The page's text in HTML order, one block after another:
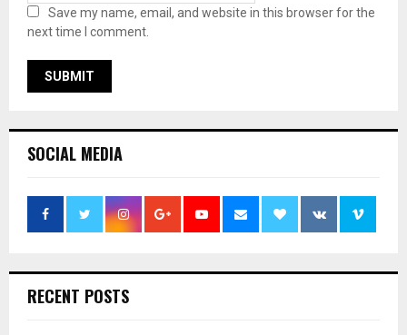
Save my name, email, and website in this browser for the
next time I comment.
SOCIAL MEDIA
RECENT POSTS